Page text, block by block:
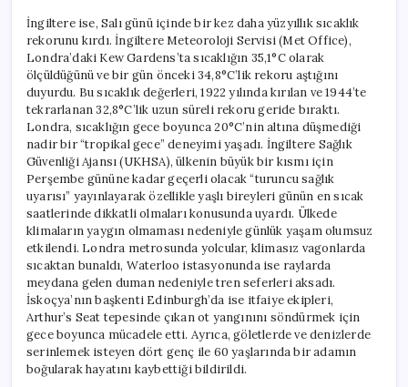
İngiltere ise, Salı günü içinde bir kez daha yüzyıllık sıcaklık
rekorunu kırdı. İngiltere Meteoroloji Servisi (Met Office),
Londra’daki Kew Gardens’ta sıcaklığın 35,1°C olarak
ölçüldüğünü ve bir gün önceki 34,8°C’lik rekoru aştığını
duyurdu. Bu sıcaklık değerleri, 1922 yılında kırılan ve 1944’te
tekrarlanan 32,8°C’lik uzun süreli rekoru geride bıraktı.
Londra, sıcaklığın gece boyunca 20°C’nin altına düşmediği
nadir bir “tropikal gece” deneyimi yaşadı. İngiltere Sağlık
Güvenliği Ajansı (UKHSA), ülkenin büyük bir kısmı için
Perşembe gününe kadar geçerli olacak “turuncu sağlık
uyarısı” yayınlayarak özellikle yaşlı bireyleri günün en sıcak
saatlerinde dikkatli olmaları konusunda uyardı. Ülkede
klimaların yaygın olmaması nedeniyle günlük yaşam olumsuz
etkilendi. Londra metrosunda yolcular, klimasız vagonlarda
sıcaktan bunaldı, Waterloo istasyonunda ise raylarda
meydana gelen duman nedeniyle tren seferleri aksadı.
İskoçya’nın başkenti Edinburgh’da ise itfaiye ekipleri,
Arthur’s Seat tepesinde çıkan ot yangınını söndürmek için
gece boyunca mücadele etti. Ayrıca, göletlerde ve denizlerde
serinlemek isteyen dört genç ile 60 yaşlarında bir adamın
boğularak hayatını kaybettiği bildirildi.